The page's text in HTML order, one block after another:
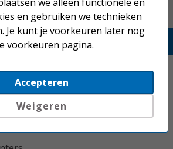
Printerland.nl
en gebruiken we technieken
Je kunt je voorkeuren later nog
voorkeuren pagina.
Accepteren
Weigeren